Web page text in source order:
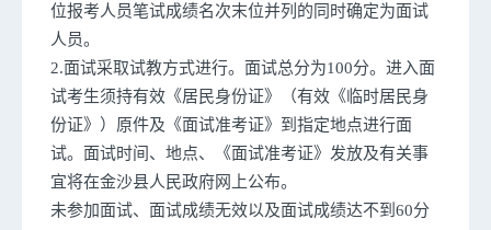
位报考人员笔试成绩名次末位并列的同时确定为面试
人员。
2.面试采取试教方式进行。面试总分为100分。进入面
试考生须持有效《居民身份证》（有效《临时居民身
份证》）原件及《面试准考证》到指定地点进行面
试。面试时间、地点、《面试准考证》发放及有关事
宜将在金沙县人民政府网上公布。
未参加面试、面试成绩无效以及面试成绩达不到60分